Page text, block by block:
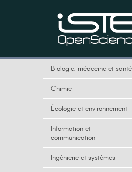
Biologie, médecine et santé
Chimie
Écologie et environnement
Information et
communication
Ingénierie et systèmes